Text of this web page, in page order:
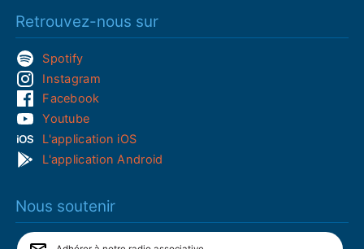
Retrouvez-nous sur
Spotify
Instagram
Facebook
Youtube
L'application iOS
L'application Android
Nous soutenir